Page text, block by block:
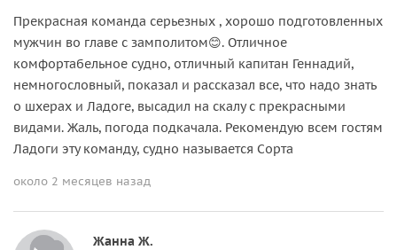
Прекрасная команда серьезных , хорошо подготовленных
мужчин во главе с замполитом😊. Отличное
комфортабельное судно, отличный капитан Геннадий,
немногословный, показал и рассказал все, что надо знать
о шхерах и Ладоге, высадил на скалу с прекрасными
видами. Жаль, погода подкачала. Рекомендую всем гостям
Ладоги эту команду, судно называется Сорта
около 2 месяцев назад
Жанна Ж.